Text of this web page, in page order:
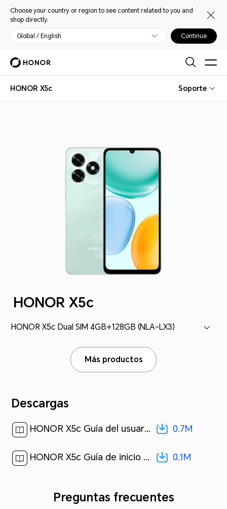
Choose your country or region to see content related to you and
shop directly.
Global / English Continue
HONOR X5c Soporte
HONOR X5c
HONOR X5c Dual SIM 4GB+128GB (NLA-LX3)
Más productos
Descargas
HONOR X5c Guía del usuario-(MagicOS 9.0_01,es-us)[ 0.7M ] 0.7M
HONOR X5c Guía de inicio rápido-(MagicOS9.0_01,NLA-LX3,es-us)[ 0.1M ] 0.1M
Preguntas frecuentes